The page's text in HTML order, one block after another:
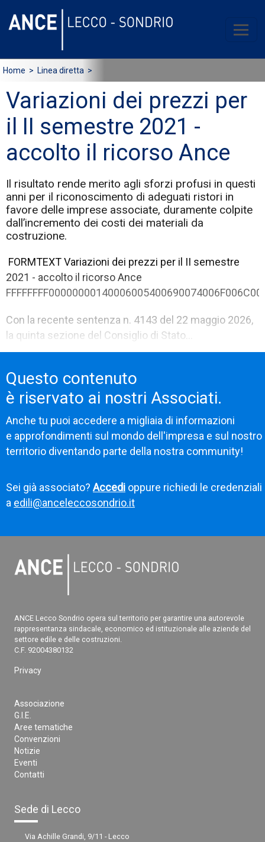
Home > Linea diretta >
Variazioni dei prezzi per
il II semestre 2021 -
accolto il ricorso Ance
Il risultato rende merito agli sforzi profusi in questi
anni per il riconoscimento di adeguati ristori in
favore delle imprese associate, duramente colpite
dall’incremento dei costi dei materiali da
costruzione.
FORMTEXT Variazioni dei prezzi per il II semestre
2021 - accolto il ricorso Ance
Con la recente sentenza n. 4143 del 22 maggio 2026,
la quinta sezione del Consiglio di Stato...
Questo contenuto
è riservato ai nostri Associati.
Anche tu puoi accedere a migliaia di informazioni
e approfondimenti sul mondo dell'impresa e sul nostro
territorio diventando parte della nostra community!
Sei già associato?Accedi oppure richiedi le credenziali
a edili@anceleccosondrio.it
ANCE Lecco Sondrio opera sul territorio per garantire una autorevole
rappresentanza sindacale, economico ed istituzionale alle aziende del
settore edile e delle costruzioni.
C.F. 92004380132
Privacy
Associazione
G.I.E.
Aree tematiche
Convenzioni
Notizie
Eventi
Contatti
Sede di Lecco
Via Achille Grandi, 9/11 - Lecco